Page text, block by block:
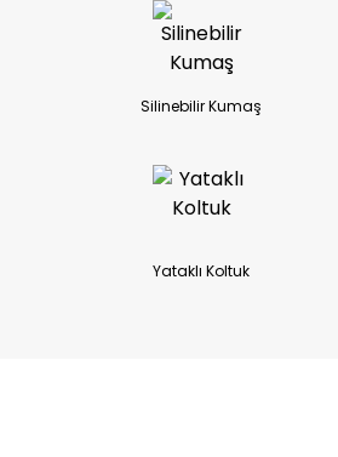
Silinebilir Kumaş
Yataklı Koltuk